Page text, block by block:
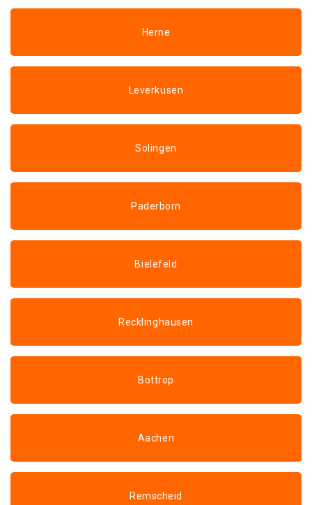
Herne
Leverkusen
Solingen
Paderborn
Bielefeld
Recklinghausen
Bottrop
Aachen
Remscheid